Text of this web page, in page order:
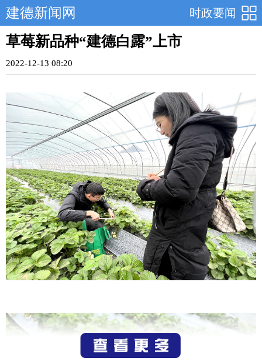
时政要闻
建德新闻网
草莓新品种“建德白露”上市
2022-12-13 08:20